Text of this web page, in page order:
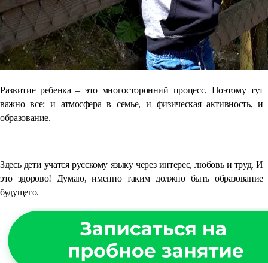
Развитие ребенка – это многосторонний процесс. Поэтому тут
важно все: и атмосфера в семье, и физическая активность, и
образование.
Здесь дети учатся русскому языку через интерес, любовь и труд. И
это здорово! Думаю, именно таким должно быть образование
будущего.